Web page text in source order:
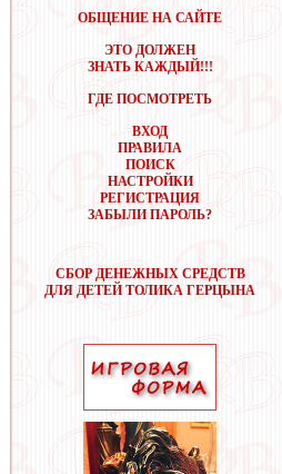
ОБЩЕНИЕ НА САЙТЕ
ЭТО ДОЛЖЕН
ЗНАТЬ КАЖДЫЙ!!!
ГДЕ ПОСМОТРЕТЬ
ВХОД
ПРАВИЛА
ПОИСК
НАСТРОЙКИ
РЕГИСТРАЦИЯ
ЗАБЫЛИ ПАРОЛЬ?
СБОР ДЕНЕЖНЫХ СРЕДСТВ
ДЛЯ ДЕТЕЙ ТОЛИКА ГЕРЦЫНА